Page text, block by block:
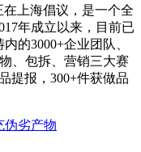
在上海倡议，是一个全
年成立以来，目前已
的3000+企业团队、
、包拆、营销三大赛
提报，300+件获做品
伪劣产物